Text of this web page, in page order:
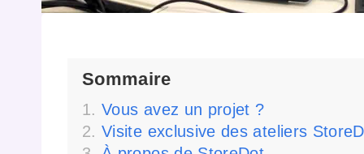
Sommaire
Vous avez un projet ?
Visite exclusive des ateliers